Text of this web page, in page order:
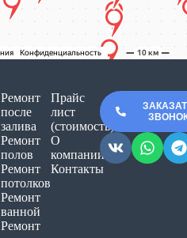
Ремонт
после
залива
Ремонт
полов
Ремонт
потолков
Ремонт
ванной
Ремонт
Прайс
лист
(стоимость)
О
компании
Контакты